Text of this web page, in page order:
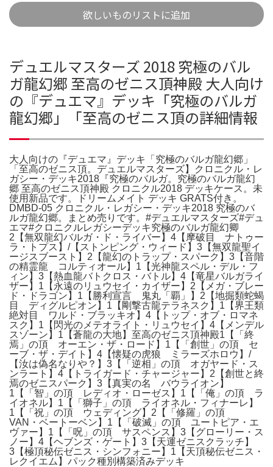
欲しいものリストに追加
デュエルマスターズ 2018 究極のバル
ガ龍幻郷 至高のゼニス頂神殿 大人向け
の『デュエマ』デッキ「究極のバルガ
龍幻郷」「至高のゼニス頂の詳細情報
大人向けの『デュエマ』デッキ「究極のバルガ龍幻郷」
「至高のゼニス頂。デュエルマスターズ】クロニクル・レ
ガシー・デッキ2018『究極のバルガ。究極のバルガ龍幻
郷 至高のゼニス頂神殿 クロニクル2018 デッキケース。未
使用新品です。ドリームメイト デッキ GRATS付き。
DMBD-05 クロニクル・レガシー・デッキ2018 究極のバ
ルガ龍幻郷。まとめ売りです。#デュエルマスターズ#デュ
エマ#クロニクルレガシーデッキ究極のバルガ龍幻卿
2【無双龍幻バルガ・ド・ライバー】4【摩破目 ナトゥー
ラ・トプス】/【ストンピング・ウィード】3【無双龍聖イ
ージスブースト】2【龍幻のトラップ・スパーク】3【音階
の精霊龍 コルティオール】1【光神龍スペル・デル・フ
ィン】3【熱血龍バトクロス・バトル】4【竜星バルガライ
ザー】1【永遠のリュウセイ・カイザー】2【メガ・ブレー
ド・ドラゴン】1【勝利宣言 鬼丸「覇」】2【地掘類蛇蝎
目 ディグルピオン】1【剛撃古龍テラネスク】1【界王類
絶対目 ワルド・ブラッキオ】4【トップ・オブ・ロマネ
スク】1【閃光のメテオライト・リュウセイ】4【メンデル
スゾーン】1【蒼龍の大地】至高のゼニス頂神殿1【「終
焉」の頂 オーエン・ザ・ロード】1【「創世」の頂 セ
ーブ・ザ・デイト】4【懐疑の虎狼 ミラーズホロウ】/
【汝は偽名なりや？】3【「逆相」の頂 オガヤード・ス
ンラート】4【トライガード・チャージャー】2【創世と終
焉のゼニスパーク】3【真実の名 バウライオン】
1【「智」の頂 レディオ・ローゼス】1【「俺」の頂 ラ
イオネル】1【「獅子」の頂 ライオネル・フィナーレ】
1【「祝」の頂 ウェディング】2【「修羅」の頂
VAN・ベートーベン】1【「破滅」の頂 ユートピア・エ
ヴァー】1【「呪」の頂 サスペンス】3【グローリー・ス
ノー】4【ヘブンズ・ゲート】3【天運ゼニスクラッチ】
3【極頂秘伝ゼニス・シンフォニー】1【天頂秘伝ゼニス・
レクイエム】パック種別構築済みデッキ